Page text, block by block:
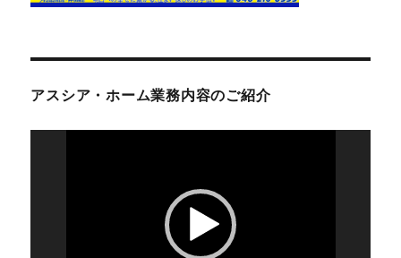
アスシア・ホーム業務内容のご紹介